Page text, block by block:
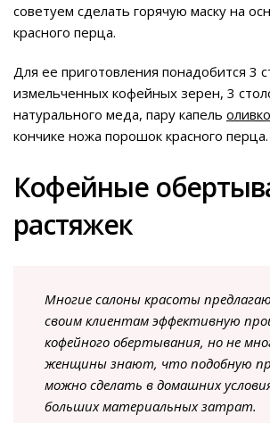
советуем сделать горячую маску на
красного перца.
Для ее приготовления понадобится 3
измельченных кофейных зерен, 3
натурального меда, пару капель
кончике ножа порошок красного перца.
Кофейные
растяжек
Многие салоны красоты
своим клиентам эффективную
кофейного обертывания, но не
женщины знают, что подобную
можно сделать в домашних
больших материальных затрат.